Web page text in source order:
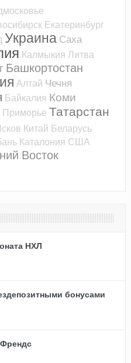
Екатеринбург
Украина Саха
Калмыкия Литва
Башкортостан
Алтай Чечня
Байкалия Коми
Приморье Татарстан
Китай Беларусь
Каталония США
Восток
НХЛ
бонусами